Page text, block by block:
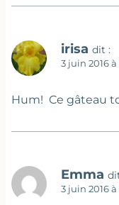
irisa dit :
3 juin 2016
Hum! Ce gâteau
Emma
3 juin 2016 à